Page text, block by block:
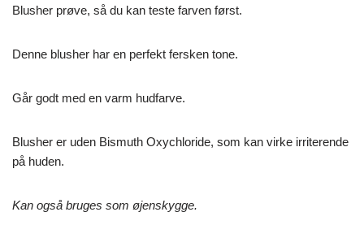
Blusher prøve, så du kan teste farven først.
Denne blusher har en perfekt fersken tone.
Går godt med en varm hudfarve.
Blusher er uden Bismuth Oxychloride, som kan virke irriterende
på huden.
Kan også bruges som øjenskygge.